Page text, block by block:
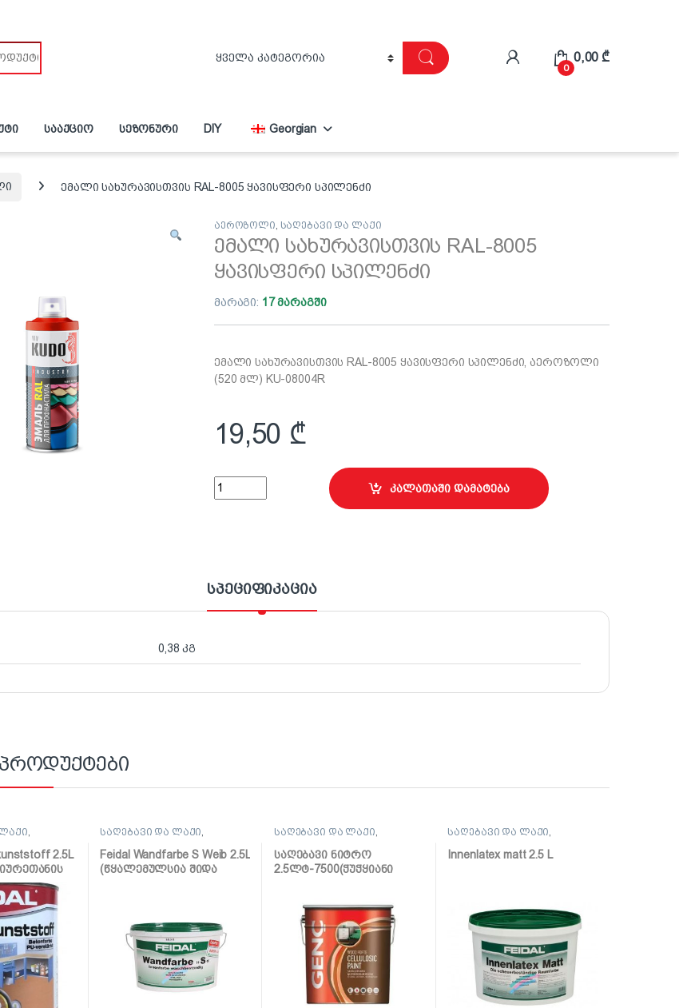
0
0,00 ₾
სააქციო სეზონური DIY Georgian
ემალი სახურავისთვის RAL-8005 ყავისფერი სპილენძი
აეროზოლი, საღებავი და ლაქი
ემალი სახურავისთვის RAL-8005
ყავისფერი სპილენძი
მარაგი: 17 მარაგში
ემალი სახურავისთვის RAL-8005 ყავისფერი სპილენძი, აეროზოლი
(520 მლ) KU-08004R
19,50 ₾
ემალი სახურავისთვის RAL-8005 ყავისფერი სპილენძი quantity
კალათაში დამატება
სპეციფიკაცია
0,38 კგ
პროდუქტები
,
2.5L
საღებავი და ლაქი,
Feidal Wandfarbe S Weib 2.5L
(წყალემულსია შიდა
საღებავი და ლაქი,
საღებავი ნიტრო
2.5ლტ-7500(ჭუჭყიანი
საღებავი და ლაქი,
Innenlatex matt 2.5 L